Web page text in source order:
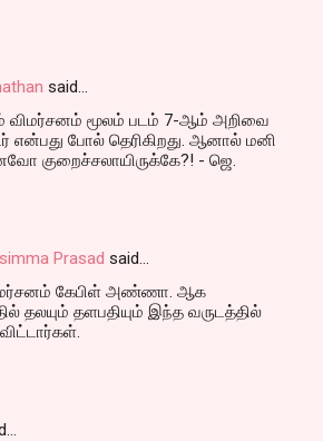
said…
விமர்சனம் மூலம் படம் 7-ஆம் அறிவை
என்பது போல் தெரிகிறது. ஆனால் மனி
குறைச்சலாயிருக்கே?! - ஜெ.
Prasad said…
கேபிள் அண்ணா. ஆக
தலயும் தளபதியும் இந்த வருடத்தில்